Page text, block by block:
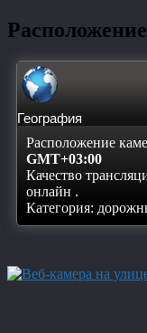
География
Расположение
GMT+03:00
Качество
онлайн .
Категория: